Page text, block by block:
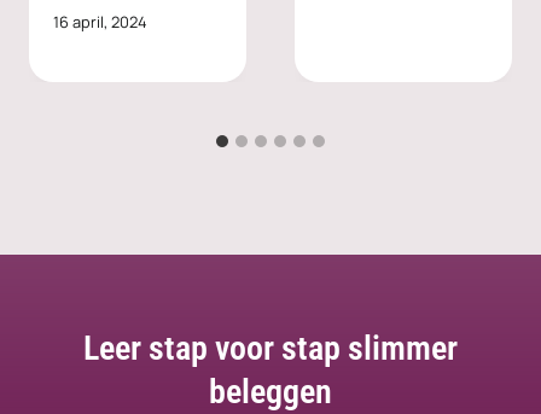
16 april, 2024
Leer stap voor stap slimmer
beleggen